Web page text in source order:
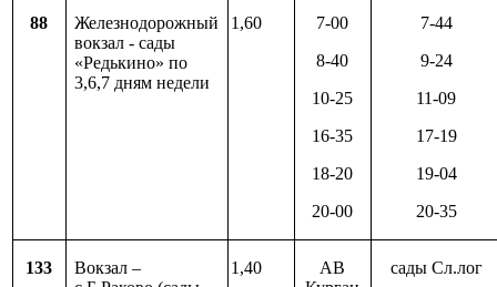
88
Железнодорожный
вокзал - сады
«Редькино» по
3,6,7 дням недели
1,60
7-00
8-40
10-25
16-35
18-20
20-00
7-44
9-24
11-09
17-19
19-04
20-35
133
Вокзал –
1,40
АВ
сады Сл.лог